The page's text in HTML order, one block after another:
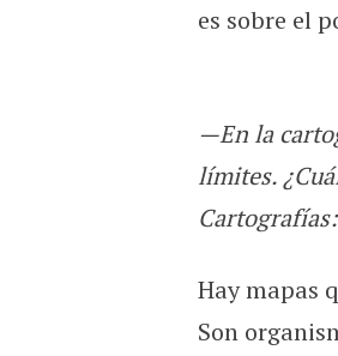
es sobre el
—En la
límites.
Hay mapas
Son